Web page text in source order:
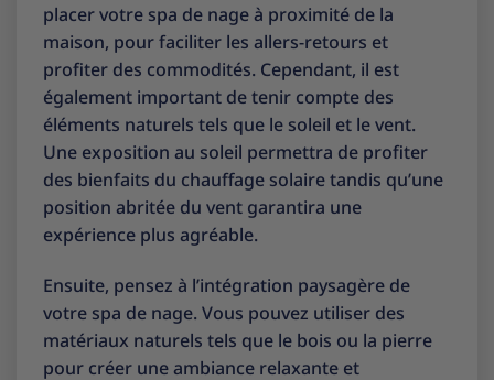
placer votre spa de nage à proximité de la
maison, pour faciliter les allers-retours et
profiter des commodités. Cependant, il est
également important de tenir compte des
éléments naturels tels que le soleil et le vent.
Une exposition au soleil permettra de profiter
des bienfaits du chauffage solaire tandis qu’une
position abritée du vent garantira une
expérience plus agréable.
Ensuite, pensez à l’intégration paysagère de
votre spa de nage. Vous pouvez utiliser des
matériaux naturels tels que le bois ou la pierre
pour créer une ambiance relaxante et